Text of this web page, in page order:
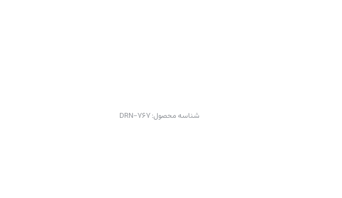
شناسه محصول:DRN-767